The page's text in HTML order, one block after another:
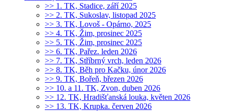
>> 1. TK, Stadice, září 2025
>> 2. TK, Sukoslav, listopad 2025
>> 3. TK, Lovoš - Opárno, 2025
>> 4. TK, Žim, prosinec 2025
>> 5. TK, Žim, prosinec 2025
>> 6. TK, Pařez. leden 2026
>> 7. TK, Stříbrný vrch, leden 2026
>> 8. TK, Běh pro Kačku, únor 2026
>> 9. TK, Bořeň, březen 2026
>> 10. a 11. TK, Zvon, duben 2026
>> 12. TK, Hradišťanská louka, květen 2026
>> 13. TK, Krupka. červen 2026